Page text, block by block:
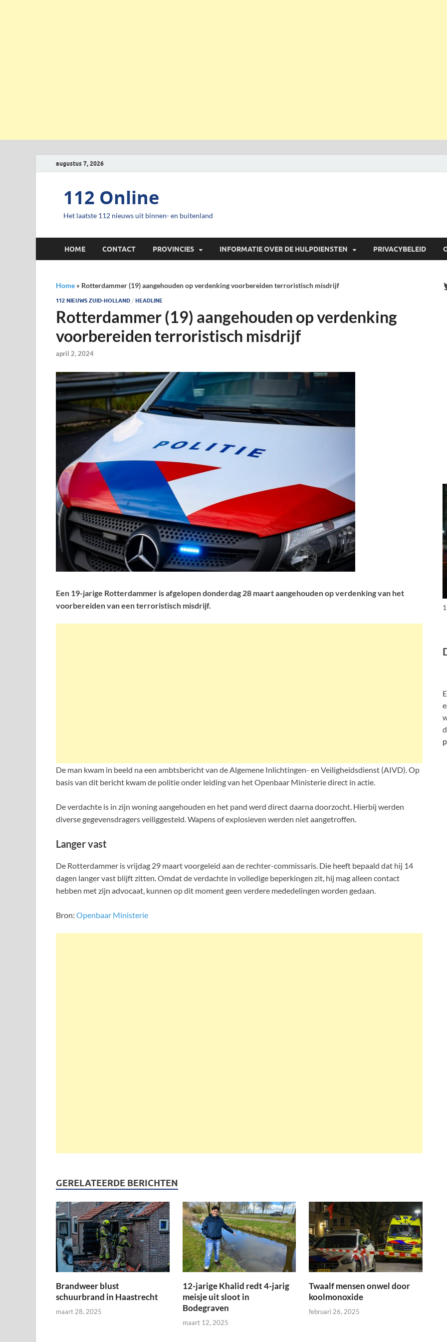
augustus 7, 2026
112 Online
Het laatste 112 nieuws uit binnen- en buitenland
HOME CONTACT PROVINCIES INFORMATIE OVER DE HULPDIENSTEN PRIVACYBELEID
Home » Rotterdammer (19) aangehouden op verdenking voorbereiden terroristisch misdrijf
112 NIEUWS ZUID-HOLLAND / HEADLINE
Rotterdammer (19) aangehouden op verdenking
voorbereiden terroristisch misdrijf
april 2, 2024
Een 19-jarige Rotterdammer is afgelopen donderdag 28 maart aangehouden op verdenking van het
voorbereiden van een terroristisch misdrijf.
De man kwam in beeld na een ambtsbericht van de Algemene Inlichtingen- en Veiligheidsdienst (AIVD). Op
basis van dit bericht kwam de politie onder leiding van het Openbaar Ministerie direct in actie.
De verdachte is in zijn woning aangehouden en het pand werd direct daarna doorzocht. Hierbij werden
diverse gegevensdragers veiliggesteld. Wapens of explosieven werden niet aangetroffen.
Langer vast
De Rotterdammer is vrijdag 29 maart voorgeleid aan de rechter-commissaris. Die heeft bepaald dat hij 14
dagen langer vast blijft zitten. Omdat de verdachte in volledige beperkingen zit, hij mag alleen contact
hebben met zijn advocaat, kunnen op dit moment geen verdere mededelingen worden gedaan.
Bron: Openbaar Ministerie
GERELATEERDE BERICHTEN
Brandweer blust
schuurbrand in Haastrecht
maart 28, 2025
12-jarige Khalid redt 4-jarig
meisje uit sloot in
Bodegraven
maart 12, 2025
Twaalf mensen onwel door
koolmonoxide
februari 26, 2025